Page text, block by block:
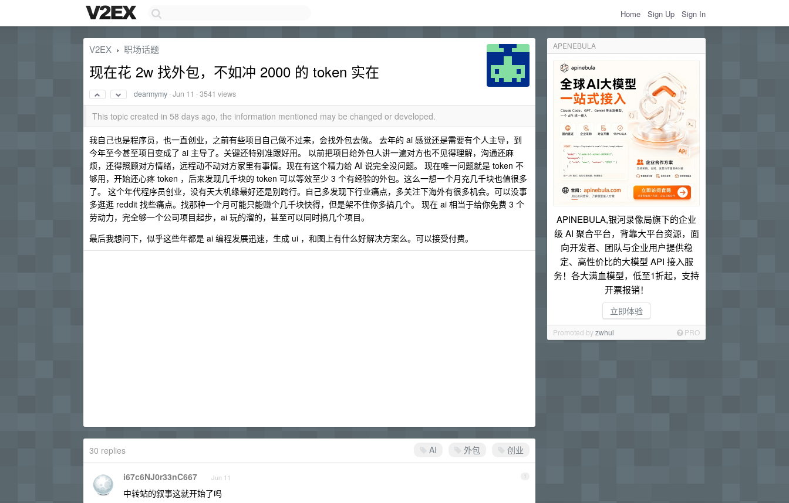
Home Sign Up Sign In
APENEBULA
APINEBULA,银河录像局旗下的企业
级 AI 聚合平台，背靠大平台资源，面
向开发者、团队与企业用户提供稳
定、高性价比的大模型 API 接入服
务！各大满血模型，低至1折起，支持
开票报销！
立即体验
Promoted byzwhui PRO
V2EX › 职场话题
现在花 2w 找外包，不如冲 2000 的 token 实在
dearmymy ·Jun 11 · 3541 views
This topic created in 58 days ago, the information mentioned may be changed or developed.
我自己也是程序员，也一直创业，之前有些项目自己做不过来，会找外包去做。 去年的 ai 感觉还是需要有个人主导，到
今年至今甚至项目变成了 ai 主导了。关键还特别准跟好用。 以前把项目给外包人讲一遍对方也不见得理解，沟通还麻
烦，还得照顾对方情绪，远程动不动对方家里有事情。现在有这个精力给 AI 说完全没问题。 现在唯一问题就是 token 不
够用，开始还心疼 token ，后来发现几千块的 token 可以等效至少 3 个有经验的外包。这么一想一个月充几千块也值很多
了。 这个年代程序员创业，没有天大机缘最好还是别跨行。自己多发现下行业痛点，多关注下海外有很多机会。可以没事
多逛逛 reddit 找些痛点。找那种一个月可能只能赚个几千块快得，但是架不住你多搞几个。 现在 ai 相当于给你免费 3 个
劳动力，完全够一个公司项目起步，ai 玩的溜的，甚至可以同时搞几个项目。
最后我想问下，似乎这些年都是 ai 编程发展迅速，生成 ui ，和图上有什么好解决方案么。可以接受付费。
AI 外包 创业
30 replies
1
i67c6NJ0r33nC667 Jun 11
中转站的叙事这就开始了吗